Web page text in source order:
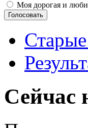
Моя дорогая и
Сейчас